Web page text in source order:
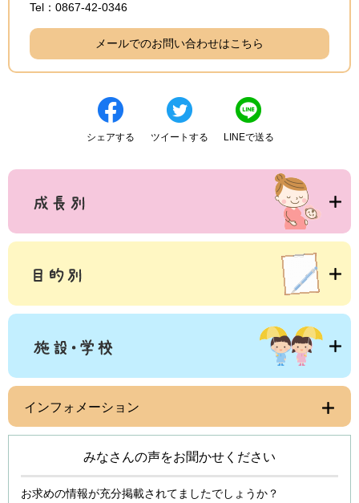
Tel：0867-42-0346
メールでのお問い合わせはこちら
シェアする ツイートする LINEで送る
インフォメーション
みなさんの声をお聞かせください
お求めの情報が充分掲載されてましたでしょうか？